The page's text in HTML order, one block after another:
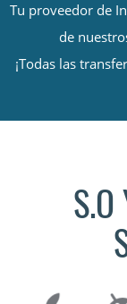
Tu proveedor de
de
¡Todas las
S.O